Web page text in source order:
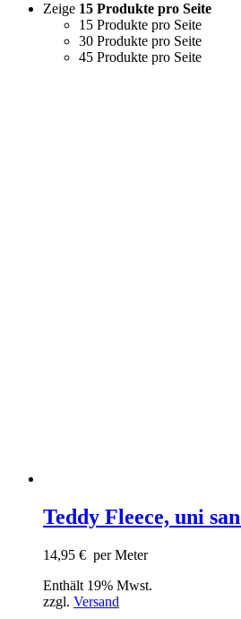
Zeige 15 Produkte pro Seite
15 Produkte pro Seite
30 Produkte pro Seite
45 Produkte pro Seite
Teddy Fleece, uni
14,95 € per Meter
Enthält 19% Mwst.
zzgl. Versand